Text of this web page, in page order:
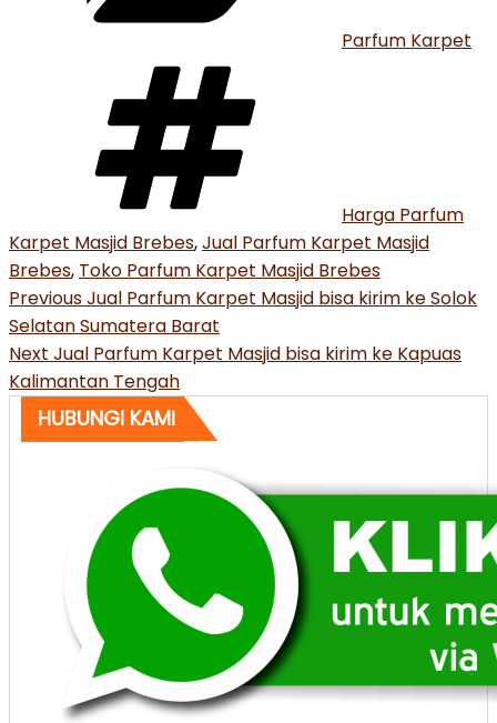
Parfum Karpet
Harga Parfum
Karpet Masjid Brebes,Jual Parfum Karpet Masjid
Brebes, Toko Parfum Karpet Masjid Brebes
Post
navigation
Previous
Post
PreviousJual Parfum Karpet Masjid bisa kirim ke Solok
Selatan Sumatera Barat
Next
Post
Next Jual Parfum Karpet Masjid bisa kirim ke Kapuas
Kalimantan Tengah
HUBUNGI KAMI